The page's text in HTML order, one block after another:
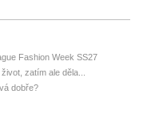
Fashion Week SS27
zatím ale děla...
dobře?